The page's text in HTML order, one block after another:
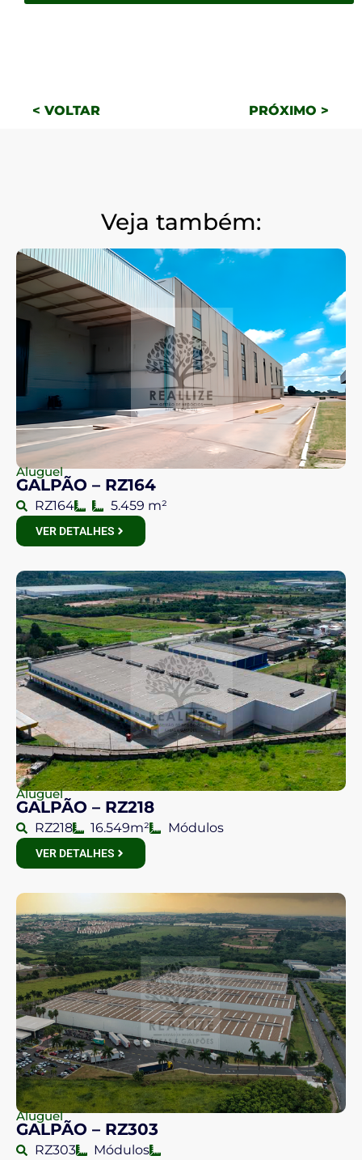
< VOLTAR PRÓXIMO >
Veja também:
Aluguel
GALPÃO – RZ164
RZ164 5.459 m²
VER DETALHES
Aluguel
GALPÃO – RZ218
RZ218 16.549m² Módulos
VER DETALHES
Aluguel
GALPÃO – RZ303
RZ303 Módulos